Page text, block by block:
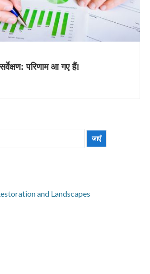
परिणाम आ गए हैं!
and Landscapes